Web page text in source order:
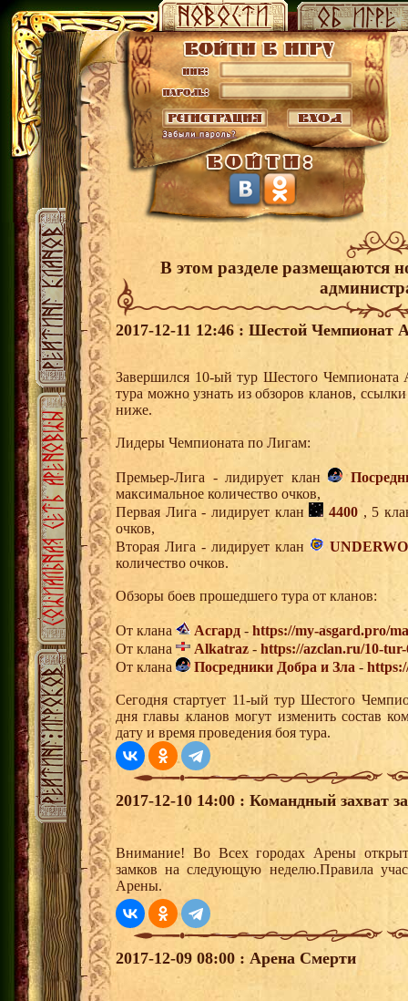
В этом разделе размещаются
2017-12-11 12:46 : Шестой Чемпионат
Завершился 10-ый тур Шестого
тура можно узнать из обзоров кланов,
ниже.
Лидеры Чемпионата по Лигам:
Премьер-Лига - лидирует клан
максимальное количество очков,
Первая Лига - лидирует клан
4400 , 5
очков,
Вторая Лига - лидирует клан
количество очков.
Обзоры боев прошедшего тура от кланов:
От клана Асгард - https://my-asgard.pro/
От клана
Alkatraz - https://azclan.ru/10-
От клана
Посредники Добра и Зла -
Сегодня стартует 11-ый тур Шестого
дня главы кланов могут изменить состав
дату и время проведения боя тура.
2017-12-10 14:00 : Командный захват
Внимание! Во Всех городах Арены
замков на следующую неделю.Правила
Арены.
2017-12-09 08:00 : Арена Смерти